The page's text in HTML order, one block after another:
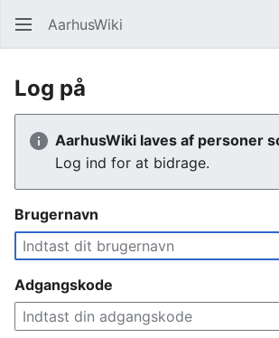
AarhusWiki
Log på
AarhusWiki laves af personer
Log ind for at bidrage.
Brugernavn
Adgangskode